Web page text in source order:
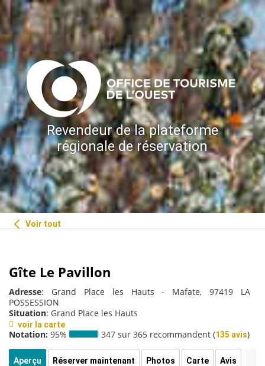
Revendeur de la plateforme
régionale de réservation
Voir tout
Gîte Le Pavillon
Adresse: Grand Place les Hauts - Mafate, 97419 LA
POSSESSION
Situation: Grand Place les Hauts
voir la carte
Notation: 95% 347 sur 365 recommandent (135 avis)
Aperçu Réserver maintenant Photos Carte Avis